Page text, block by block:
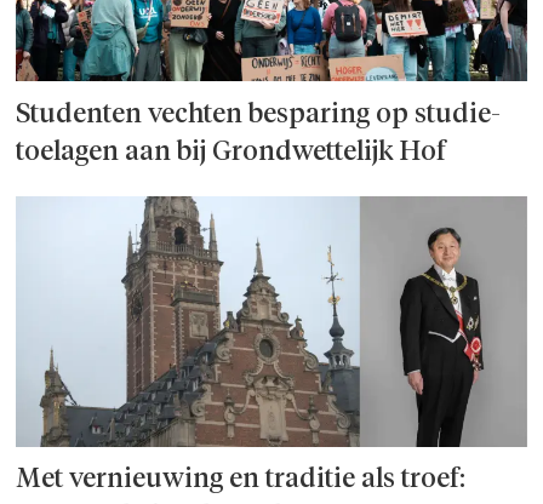
Studenten vechten besparing op studie­
toelagen aan bij Grondwettelijk Hof
Met vernieuwing en traditie als troef: